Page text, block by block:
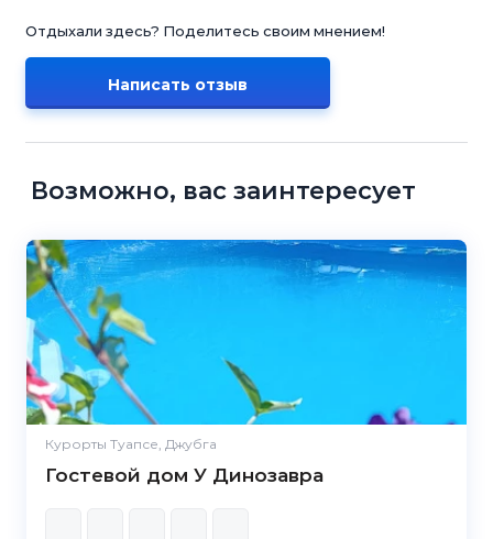
Отдыхали здесь? Поделитесь своим мнением!
Написать отзыв
Возможно, вас заинтересует
Курорты Туапсе, Джубга
Гостевой дом У Динозавра